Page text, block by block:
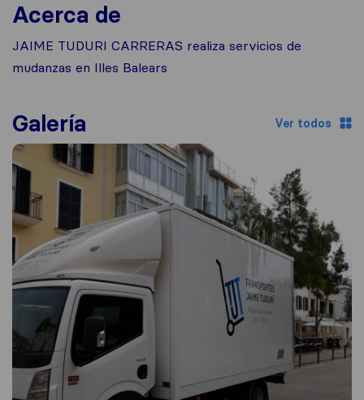
Acerca de
JAIME TUDURI CARRERAS realiza servicios de
mudanzas en Illes Balears
Galería Ver todos